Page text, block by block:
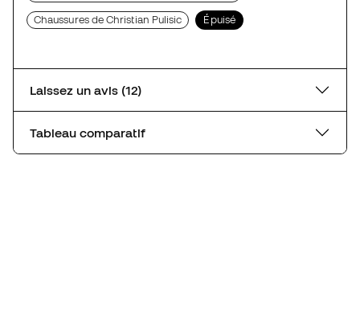
Chaussures de Christian Pulisic Épuisé
Laissez un avis (12)
Tableau comparatif